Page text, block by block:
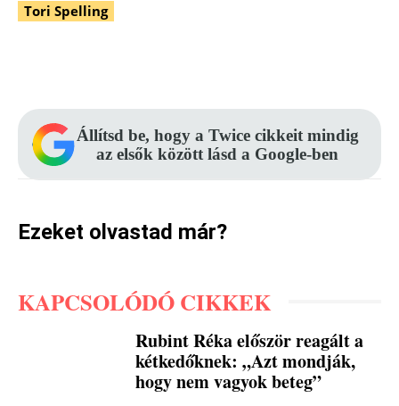
Tori Spelling
Állítsd be, hogy a Twice cikkeit mindig
az elsők között lásd a Google-ben
Ezeket olvastad már?
KAPCSOLÓDÓ CIKKEK
Rubint Réka először reagált a
kétkedőknek: „Azt mondják,
hogy nem vagyok beteg”